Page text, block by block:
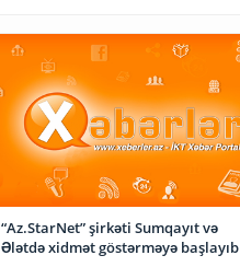
“Az.StarNet” şirkəti Sumqayıt və
Ələtdə xidmət göstərməyə başlayıb